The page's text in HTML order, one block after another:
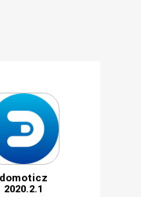
domoticz
2020.2.1